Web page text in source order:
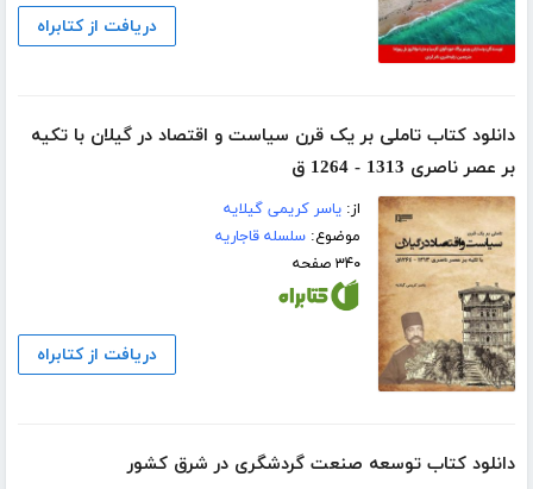
دریافت از کتابراه
دانلود کتاب تاملی بر یک قرن سیاست و اقتصاد در گیلان با تکیه
بر عصر ناصری 1313 - 1264 ق
از:یاسر کریمی گیلایه
موضوع:سلسله قاجاریه
۳۴۰ صفحه
دریافت از کتابراه
دانلود کتاب توسعه صنعت گردشگری در شرق کشور